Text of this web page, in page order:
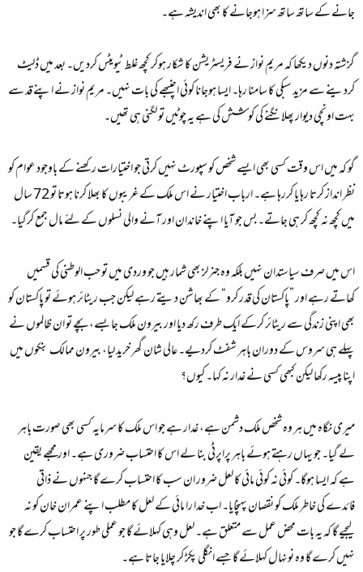
جانے کے ساتھ ساتھ سزا ہوجانے کا بھی اندیشہ ہے۔
گزشتہ دنوں دیکھا کہ مریم نواز نے فریسٹریشن کا شکار ہوکر کچھ غلط ٹیویٹس کردیں۔ بعد میں ڈلیٹ
کردینے سے مزید سبکی کا سامنا رہا۔ ایسا ہوجانا کوئی اچنبھے کی بات نہیں۔ مریم نواز نے اپنے قد سے
بہت اونچی دیوار پھلانگنے کی کوشش کی ہے یہ چوٹیں تو لگنی ہی تھیں۔
گو کہ میں اس وقت کسی بھی ایسے شخص کو سپورٹ نہیں کرتی جو اختیارات رکھنے کے باوجود عوام کو
نظر انداز کرتا رہا یا کررہا ہے۔ ارباب اختیار نے اس ملک کے غریبوں کا بھلا کرنا ہوتا تو 72 سال
میں کچھ نہ کچھ کر ہی جاتے۔ بس جو آیا اپنے خاندان اور آنے والی نسلوں کے لئے مال جمع کرگیا۔
اس میں صرف سیاستدان نہیں بلکہ وہ جنرلز بھی شمار ہیں جو وردی میں تو حب الوطنی کی قسمیں
کھاتے رہے اور ”پاکستان کی قدر کرو“ کے بھاشن دیتے رہے لیکن جب ریٹائر ہوئے تو پاکستان کو
بھی اپنی زندگی سے ریٹائر کرکے ایک طرف رکھ دیا اور بیرون ملک جا بسے، بچے تو ان ظالموں نے
پہلے ہی سروس کے دوران باہر شفٹ کردیے۔ عالی شان گھر خرید لیا، بیرون ممالک بنکوں میں
اپنا پیسہ رکھا لیکن کبھی کسی نے غدار نہ کہا۔ کیوں؟
میری نگاہ میں ہر وہ شخص ملک دشمن ہے، غدار ہے جو اس ملک کا سرمایہ کسی بھی صورت باہر
لے گیا۔ جو یہاں رہتے ہوئے باہر پراپرٹی بنا لے اس کا احتساب ضروری ہے۔ اور مجھے یقین
ہے کہ ایسا ہوگا۔ کوئی نہ کوئی مائی کا لعل ضرور ان سب کا احتساب کرے گا جنہوں نے ذاتی
فائدے کی خاطر ملک کو نقصان پہنچایا۔ اب خدا را مائی کے لعل کا مطلب اپنے عمران خان کو نہ
لیجیے گا کہ یہ بات محض عمل سے متعلق ہے۔ لعل وہی کہلائے گا جو عملی طور پر احتساب کرے گا جو
نہیں کرے گا وہ نونہال کہلائے گا جسے انگلی پکڑ کر چلایا جاتا ہے۔